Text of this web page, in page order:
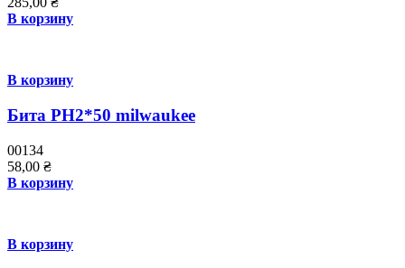
В корзину
В корзину
Бита PH2*50 milwaukee
00134
58,00 ₴
В корзину
В корзину